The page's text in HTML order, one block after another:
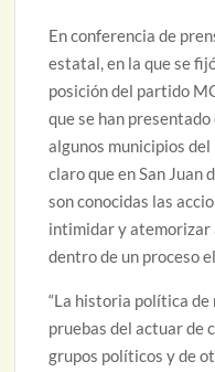
En conferencia de
estatal, en la que se
posición del partido
que se han presentado
algunos municipios
claro que en San Juan
son conocidas las
intimidar y atemorizar
dentro de un proceso
“La historia política de
pruebas del actuar de
grupos políticos y de